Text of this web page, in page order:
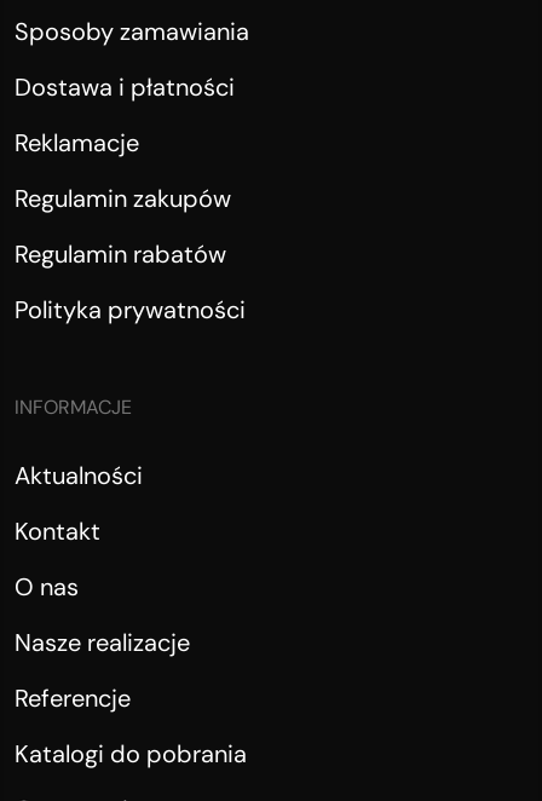
Sposoby zamawiania
Dostawa i płatności
Reklamacje
Regulamin zakupów
Regulamin rabatów
Polityka prywatności
INFORMACJE
Aktualności
Kontakt
O nas
Nasze realizacje
Referencje
Katalogi do pobrania